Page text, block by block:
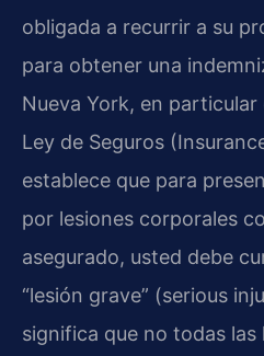
obligada a recurrir a su
para obtener una
Nueva York, en particular
Ley de Seguros
establece que para
por lesiones corporales
asegurado, usted debe
“lesión grave” (serious
significa que no todas las